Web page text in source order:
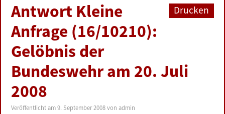
BUNDESTAG
PRESSE
ZUR PERSON
LINKS
Drucken
Antwort Kleine
Anfrage (16/10210):
Gelöbnis der
Bundeswehr am 20. Juli
2008
Veröffentlicht am9. September 2008 vonadmin